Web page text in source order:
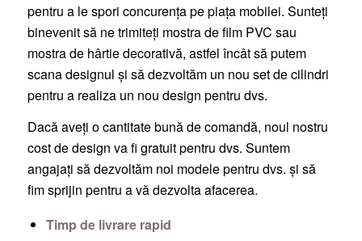
pentru a le spori concurența pe piața mobilei. Sunteți
binevenit să ne trimiteți mostra de film PVC sau
mostra de hârtie decorativă, astfel încât să putem
scana designul și să dezvoltăm un nou set de cilindri
pentru a realiza un nou design pentru dvs.
Dacă aveți o cantitate bună de comandă, noul nostru
cost de design va fi gratuit pentru dvs. Suntem
angajați să dezvoltăm noi modele pentru dvs. și să
fim sprijin pentru a vă dezvolta afacerea.
Timp de livrare rapid